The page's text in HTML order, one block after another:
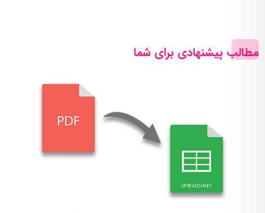
مطالب پیشنهادی برای شما